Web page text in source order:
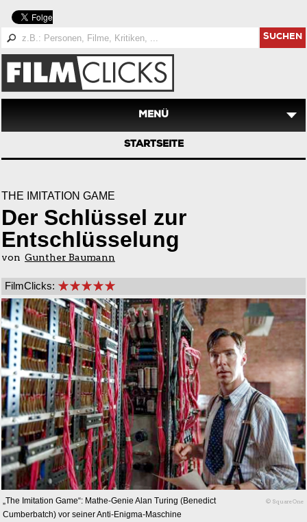
SUCHEN
MENÜ
STARTSEITE
THE IMITATION GAME
Der Schlüssel zur
Entschlüsselung
von Gunther Baumann
FilmClicks:
„The Imitation Game“: Mathe-Genie Alan Turing (Benedict
Cumberbatch) vor seiner Anti-Enigma-Maschine
© SquareOne